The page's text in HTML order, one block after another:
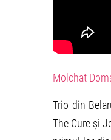
Molchat
Trio din
The Cure și